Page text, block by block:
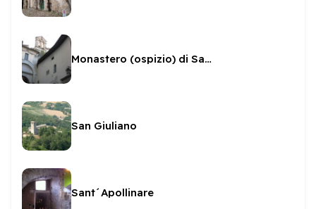
Monastero (ospizio) di San Giovanni
San Giuliano
Sant´Apollinare